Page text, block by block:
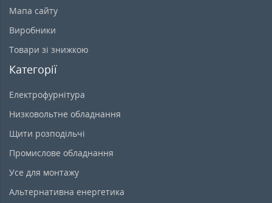
Мапа сайту
Виробники
Товари зі знижкою
Категорії
Електрофурнітура
Низковольтне обладнання
Щити розподільчі
Промислове обладнання
Усе для монтажу
Альтернативна енергетика